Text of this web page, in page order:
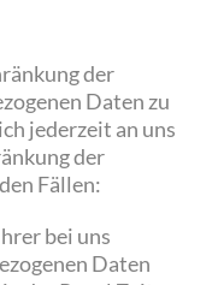
der
Daten zu
jederzeit an uns
der
Fällen:
bei uns
Daten